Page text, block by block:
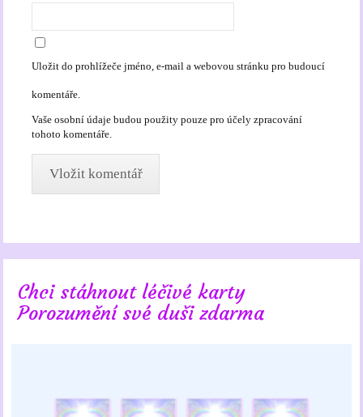
Uložit do prohlížeče jméno, e-mail a webovou stránku pro budoucí
komentáře.
Vaše osobní údaje budou použity pouze pro účely zpracování
tohoto komentáře.
Chci stáhnout léčivé karty
Porozumění své duši zdarma